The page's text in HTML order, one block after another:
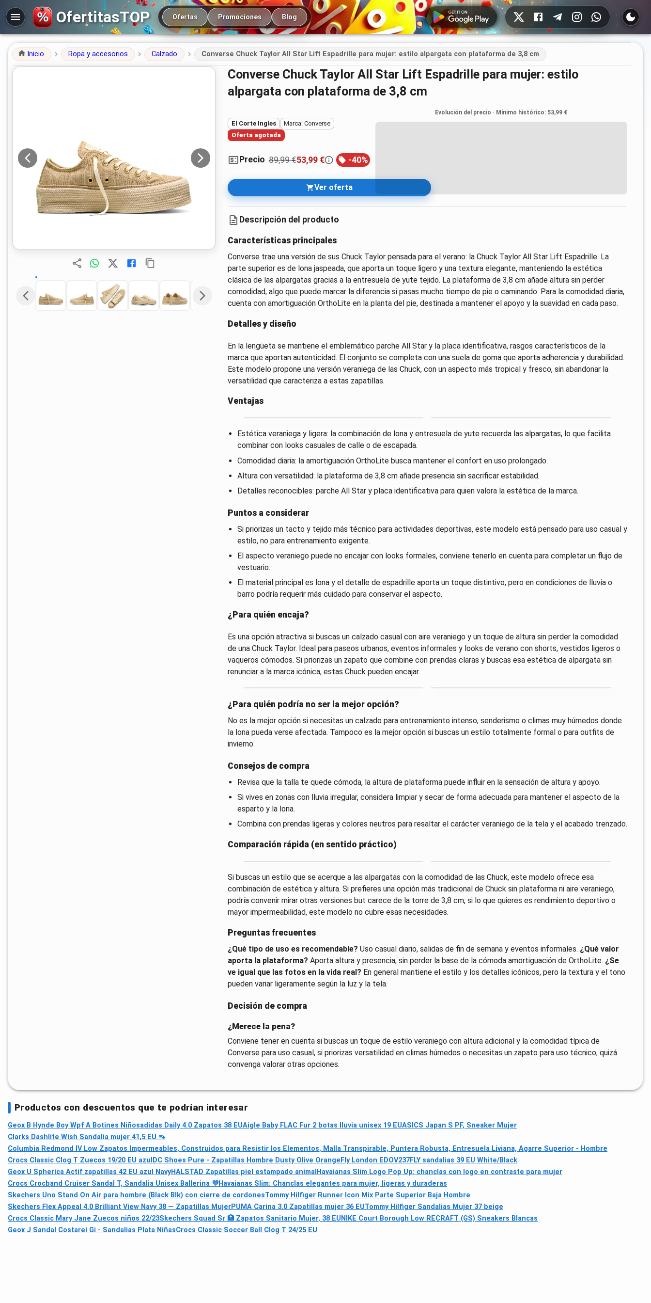
OfertitasTOP Navegación principal
Ofertas Promociones Blog
Redes sociales
Inicio Ropa y accesorios Calzado Converse Chuck Taylor All Star Lift Espadrille para mujer: estilo alpargata con plataforma de 3,8 cm
Converse Chuck Taylor All Star Lift Espadrille para mujer: estilo
alpargata con plataforma de 3,8 cm
El Corte Ingles
Marca: Converse
Oferta agotada
Precio 89,99 €53,99 € -40%
Ver oferta
Evolución del precio · Mínimo histórico: 53,99 €
Descripción del producto
Características principales
Converse trae una versión de sus Chuck Taylor pensada para el verano: la Chuck Taylor All Star Lift Espadrille. La
parte superior es de lona jaspeada, que aporta un toque ligero y una textura elegante, manteniendo la estética
clásica de las alpargatas gracias a la entresuela de yute tejido. La plataforma de 3,8 cm añade altura sin perder
comodidad, algo que puede marcar la diferencia si pasas mucho tiempo de pie o caminando. Para la comodidad diaria,
cuenta con amortiguación OrthoLite en la planta del pie, destinada a mantener el apoyo y la suavidad en cada paso.
Detalles y diseño
En la lengüeta se mantiene el emblemático parche All Star y la placa identificativa, rasgos característicos de la
marca que aportan autenticidad. El conjunto se completa con una suela de goma que aporta adherencia y durabilidad.
Este modelo propone una versión veraniega de las Chuck, con un aspecto más tropical y fresco, sin abandonar la
versatilidad que caracteriza a estas zapatillas.
Ventajas
Estética veraniega y ligera: la combinación de lona y entresuela de yute recuerda las alpargatas, lo que facilita
combinar con looks casuales de calle o de escapada.
Comodidad diaria: la amortiguación OrthoLite busca mantener el confort en uso prolongado.
Altura con versatilidad: la plataforma de 3,8 cm añade presencia sin sacrificar estabilidad.
Detalles reconocibles: parche All Star y placa identificativa para quien valora la estética de la marca.
Puntos a considerar
Si priorizas un tacto y tejido más técnico para actividades deportivas, este modelo está pensado para uso casual y
estilo, no para entrenamiento exigente.
El aspecto veraniego puede no encajar con looks formales, conviene tenerlo en cuenta para completar un flujo de
vestuario.
El material principal es lona y el detalle de espadrille aporta un toque distintivo, pero en condiciones de lluvia o
barro podría requerir más cuidado para conservar el aspecto.
¿Para quién encaja?
Es una opción atractiva si buscas un calzado casual con aire veraniego y un toque de altura sin perder la comodidad
de una Chuck Taylor. Ideal para paseos urbanos, eventos informales y looks de verano con shorts, vestidos ligeros o
vaqueros cómodos. Si priorizas un zapato que combine con prendas claras y buscas esa estética de alpargata sin
renunciar a la marca icónica, estas Chuck pueden encajar.
¿Para quién podría no ser la mejor opción?
No es la mejor opción si necesitas un calzado para entrenamiento intenso, senderismo o climas muy húmedos donde
la lona pueda verse afectada. Tampoco es la mejor opción si buscas un estilo totalmente formal o para outfits de
invierno.
Consejos de compra
Revisa que la talla te quede cómoda, la altura de plataforma puede influir en la sensación de altura y apoyo.
Si vives en zonas con lluvia irregular, considera limpiar y secar de forma adecuada para mantener el aspecto de la
esparto y la lona.
Combina con prendas ligeras y colores neutros para resaltar el carácter veraniego de la tela y el acabado trenzado.
Comparación rápida (en sentido práctico)
Si buscas un estilo que se acerque a las alpargatas con la comodidad de las Chuck, este modelo ofrece esa
combinación de estética y altura. Si prefieres una opción más tradicional de Chuck sin plataforma ni aire veraniego,
podría convenir mirar otras versiones but carece de la torre de 3,8 cm, si lo que quieres es rendimiento deportivo o
mayor impermeabilidad, este modelo no cubre esas necesidades.
Preguntas frecuentes
¿Qué tipo de uso es recomendable? Uso casual diario, salidas de fin de semana y eventos informales. ¿Qué valor
aporta la plataforma? Aporta altura y presencia, sin perder la base de la cómoda amortiguación de OrthoLite. ¿Se
ve igual que las fotos en la vida real? En general mantiene el estilo y los detalles icónicos, pero la textura y el tono
pueden variar ligeramente según la luz y la tela.
Decisión de compra
¿Merece la pena?
Conviene tener en cuenta si buscas un toque de estilo veraniego con altura adicional y la comodidad típica de
Converse para uso casual, si priorizas versatilidad en climas húmedos o necesitas un zapato para uso técnico, quizá
convenga valorar otras opciones.
Productos con descuentos que te podrían interesar
Geox B Hynde Boy Wpf A Botines Niñosadidas Daily 4.0 Zapatos 38 EUAigle Baby FLAC Fur 2 botas lluvia unisex 19 EUASICS Japan S PF, Sneaker Mujer
Clarks Dashlite Wish Sandalia mujer 41,5 EU 👡
Columbia Redmond IV Low Zapatos Impermeables, Construidos para Resistir los Elementos, Malla Transpirable, Puntera Robusta, Entresuela Liviana, Agarre Superior - Hombre
Crocs Classic Clog T Zuecos 19/20 EU azul DC Shoes Pure - Zapatillas Hombre Dusty Olive Orange Fly London EDOV237FLY sandalias 39 EU White/Black
Geox U Spherica Actif zapatillas 42 EU azul NavyHALSTAD Zapatillas piel estampado animal Havaianas Slim Logo Pop Up: chanclas con logo en contraste para mujer
Crocs Crocband Cruiser Sandal T, Sandalia Unisex Ballerina 💜Havaianas Slim: Chanclas elegantes para mujer, ligeras y duraderas
Skechers Uno Stand On Air para hombre (Black Blk) con cierre de cordonesTommy Hilfiger Runner Icon Mix Parte Superior Baja Hombre
Skechers Flex Appeal 4.0 Brilliant View Navy 38 — Zapatillas MujerPUMA Carina 3.0 Zapatillas mujer 36 EUTommy Hilfiger Sandalias Mujer 37 beige
Crocs Classic Mary Jane Zuecos niños 22/23Skechers Squad Sr 🏥 Zapatos Sanitario Mujer, 38 EU NIKE Court Borough Low RECRAFT (GS) Sneakers Blancas
Geox J Sandal Costarei Gi - Sandalias Plata NiñasCrocs Classic Soccer Ball Clog T 24/25 EU